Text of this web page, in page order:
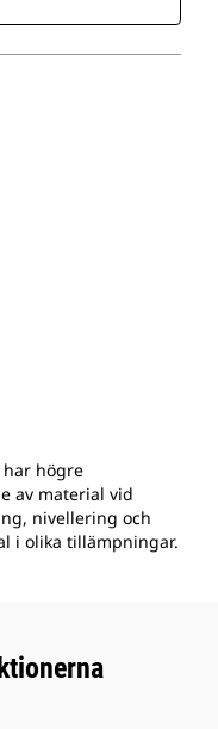
har högre
av material vid
nivellering och
i olika tillämpningar.